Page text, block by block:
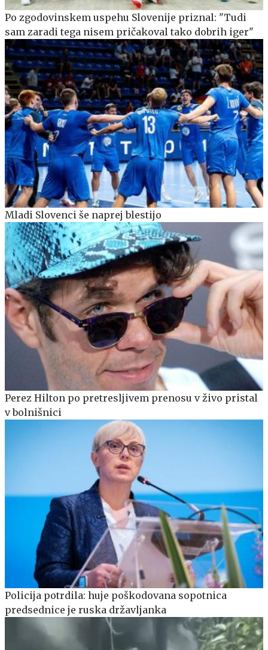
Po zgodovinskem uspehu Slovenije priznal: "Tudi
sam zaradi tega nisem pričakoval tako dobrih iger"
Mladi Slovenci še naprej blestijo
Perez Hilton po pretresljivem prenosu v živo pristal
v bolnišnici
Policija potrdila: huje poškodovana sopotnica
predsednice je ruska državljanka